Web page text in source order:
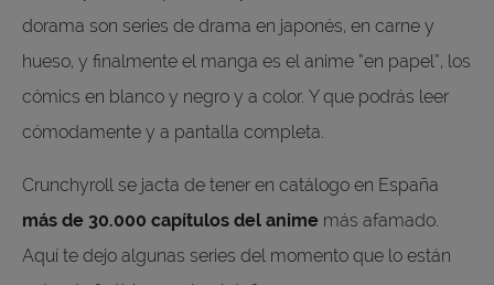
dorama son series de drama en japonés, en carne y
hueso, y finalmente el manga es el anime “en papel”, los
cómics en blanco y negro y a color. Y que podrás leer
cómodamente y a pantalla completa.
Crunchyroll se jacta de tener en catálogo en España
más de 30.000 capítulos del anime más afamado.
Aquí te dejo algunas series del momento que lo están